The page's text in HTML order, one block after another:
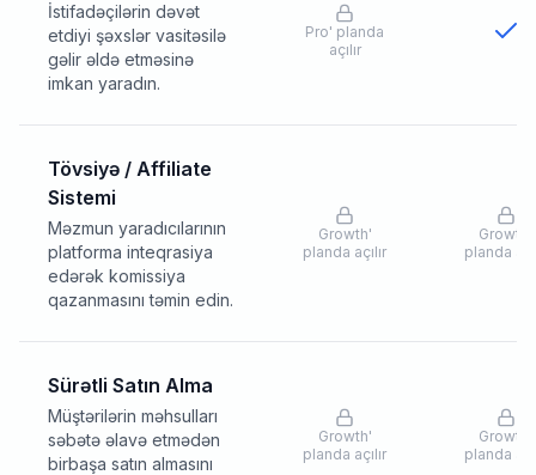
İstifadəçilərin dəvət
etdiyi şəxslər vasitəsilə
gəlir əldə etməsinə
imkan yaradın.
Pro' planda
açılır
Tövsiyə / Affiliate
Sistemi
Məzmun yaradıcılarının
platforma inteqrasiya
edərək komissiya
qazanmasını təmin edin.
Growth'
planda açılır
Growth
planda
Sürətli Satın Alma
Müştərilərin məhsulları
səbətə əlavə etmədən
birbaşa satın almasını
Growth'
planda açılır
Growth
planda